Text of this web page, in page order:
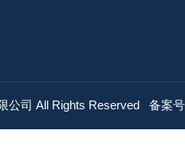
公司 All Rights Reserved 备案